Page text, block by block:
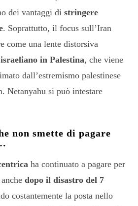
dei vantaggi di stringere
. Soprattutto, il focus sull’Iran
come una lente distorsiva
in Palestina, che viene
dall’estremismo palestinese
Netanyahu si può intestare
non smette di pagare
ha continuato a pagare per
dopo il disastro del 7
costantemente la posta nello